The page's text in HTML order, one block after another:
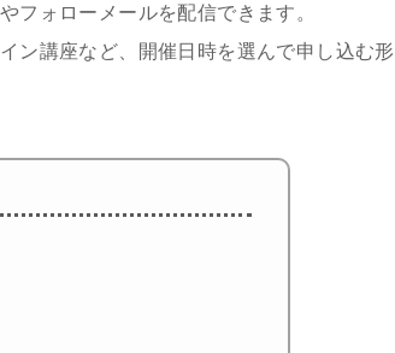
フォローメールを配信できます。
ン講座など、開催日時を選んで申し込む